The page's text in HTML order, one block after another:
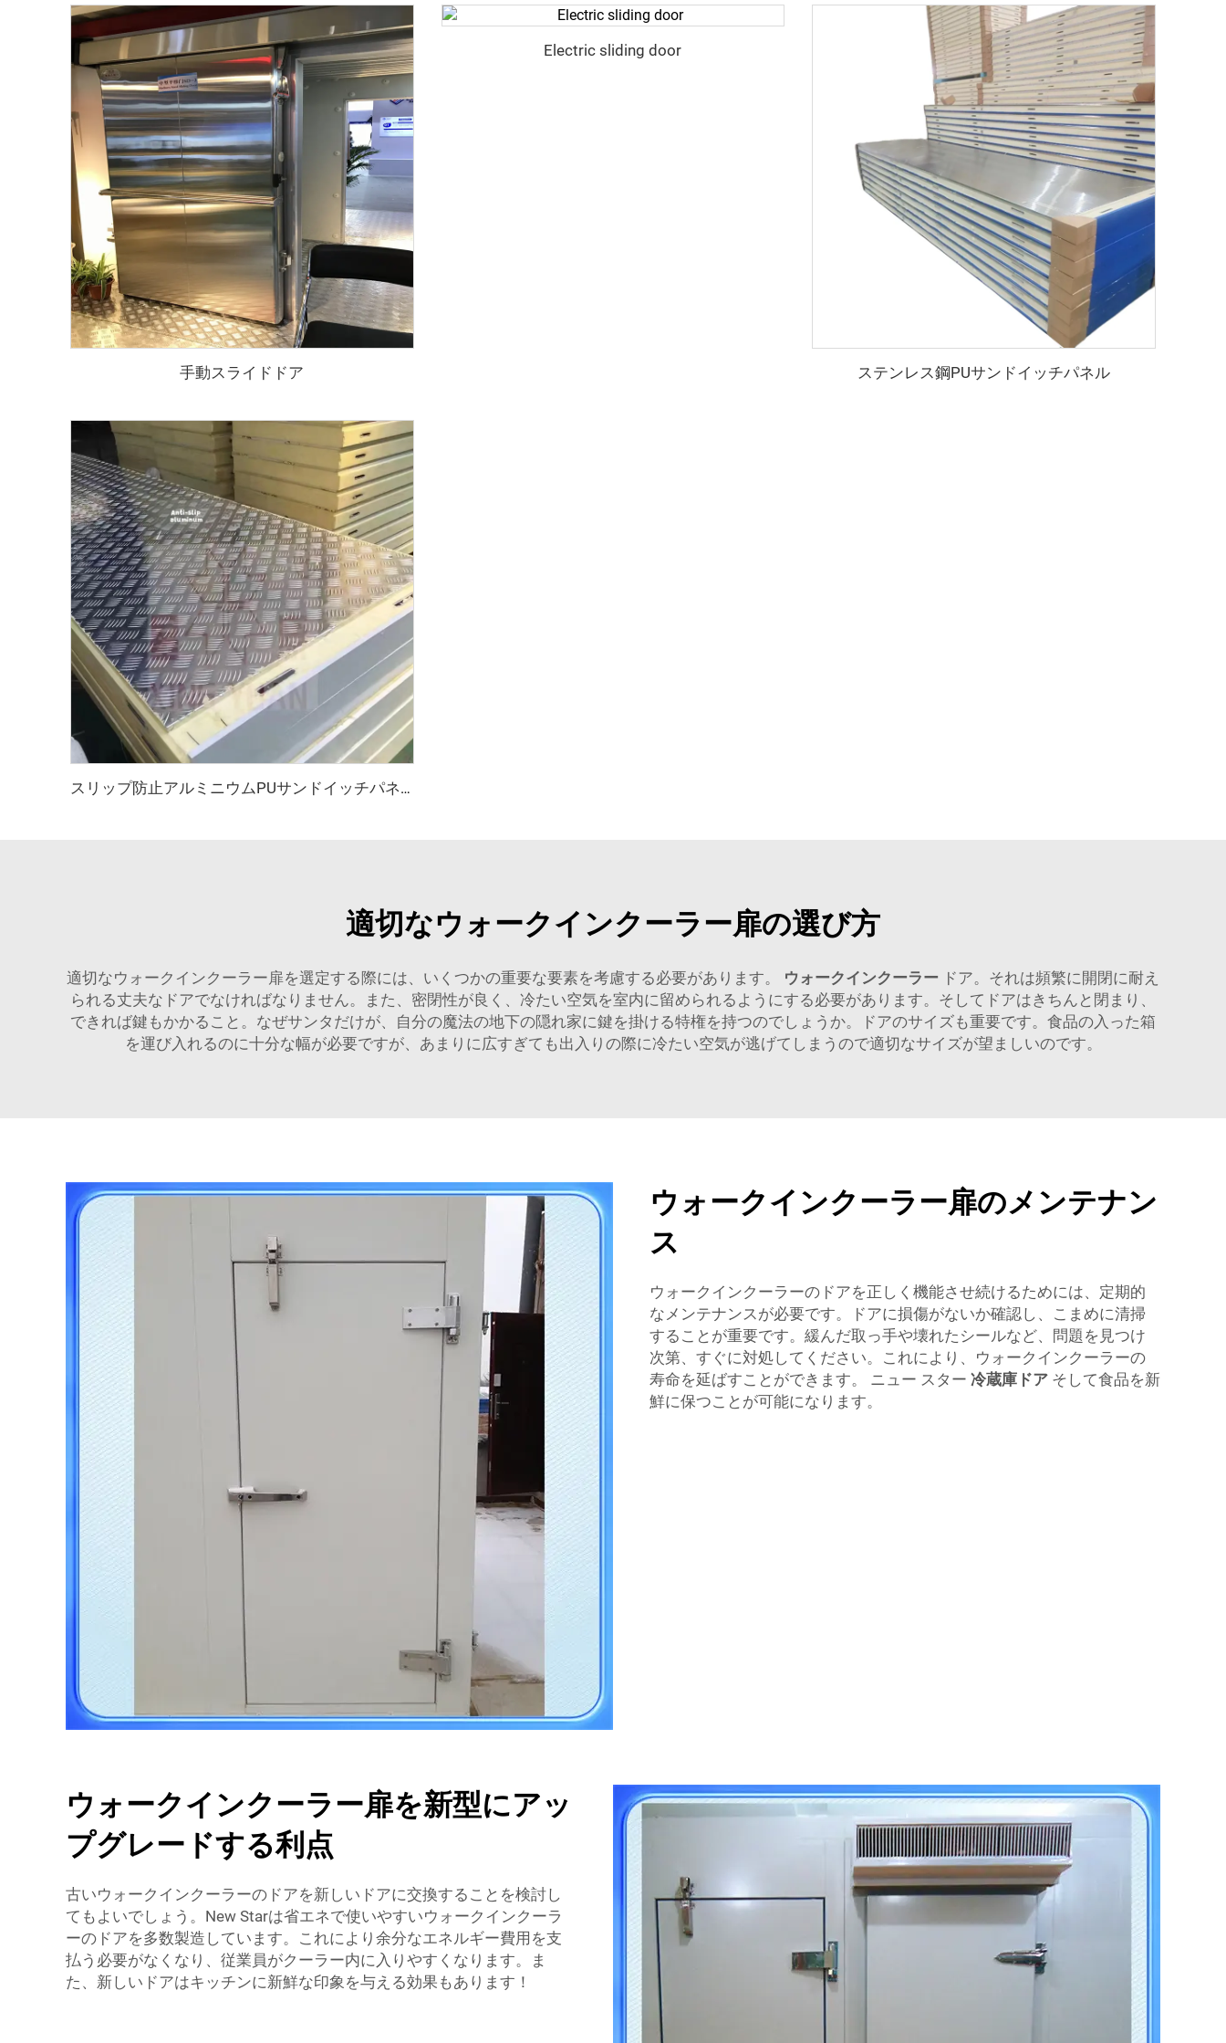
手動スライドドア
Electric sliding door
ステンレス鋼PUサンドイッチパネル
スリップ防止アルミニウムPUサンドイッチパネル
適切なウォークインクーラー扉の選び方
適切なウォークインクーラー扉を選定する際には、いくつかの重要な要素を考慮する必要があります。 ウォークインクーラー ドア。それは頻繁に開閉に耐え
られる丈夫なドアでなければなりません。また、密閉性が良く、冷たい空気を室内に留められるようにする必要があります。そしてドアはきちんと閉まり、
できれば鍵もかかること。なぜサンタだけが、自分の魔法の地下の隠れ家に鍵を掛ける特権を持つのでしょうか。ドアのサイズも重要です。食品の入った箱
を運び入れるのに十分な幅が必要ですが、あまりに広すぎても出入りの際に冷たい空気が逃げてしまうので適切なサイズが望ましいのです。
ウォークインクーラー扉のメンテナン
ス
ウォークインクーラーのドアを正しく機能させ続けるためには、定期的
なメンテナンスが必要です。ドアに損傷がないか確認し、こまめに清掃
することが重要です。緩んだ取っ手や壊れたシールなど、問題を見つけ
次第、すぐに対処してください。これにより、ウォークインクーラーの
寿命を延ばすことができます。 ニュー スター 冷蔵庫ドア そして食品を新
鮮に保つことが可能になります。
ウォークインクーラー扉を新型にアッ
プグレードする利点
古いウォークインクーラーのドアを新しいドアに交換することを検討し
てもよいでしょう。New Starは省エネで使いやすいウォークインクーラ
ーのドアを多数製造しています。これにより余分なエネルギー費用を支
払う必要がなくなり、従業員がクーラー内に入りやすくなります。ま
た、新しいドアはキッチンに新鮮な印象を与える効果もあります！